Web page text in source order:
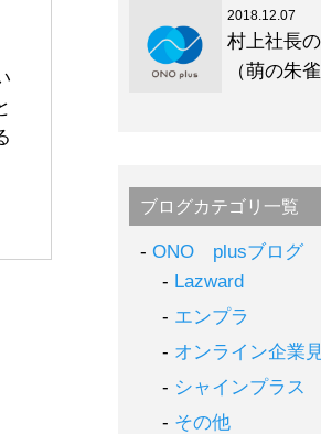
2018.12.07
村上社長
（萌の朱雀
ブログカテゴリ一覧
ONO plusブログ
Lazward
エンプラ
オンライン企業
シャインプラス
その他